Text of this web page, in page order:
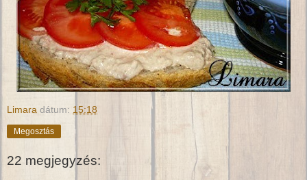
Limara dátum: 15:18
Megosztás
22 megjegyzés: